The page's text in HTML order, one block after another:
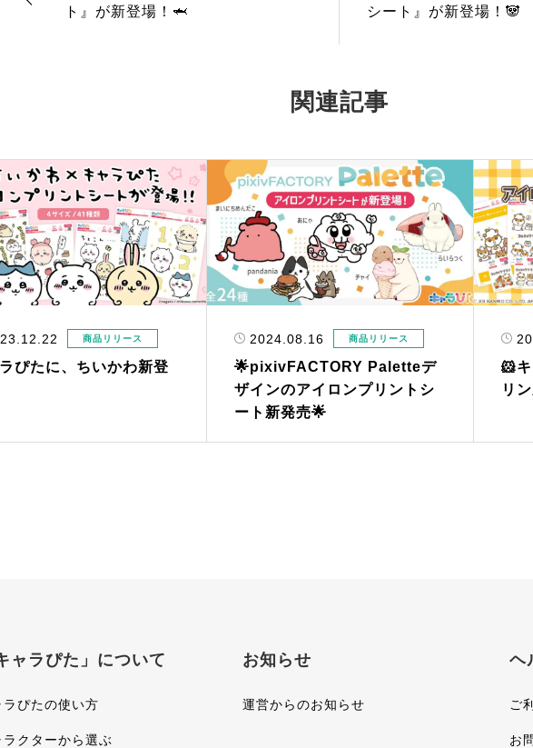
ト』が新登場！🦈
シート』が新登場！🐼
関連記事
商品リリース
ぴたに、ちいかわ新登
2024.08.16 商品リリース
🌟pixivFACTORY Paletteデ
ザインのアイロンプリントシ
ート新発売🌟
🐹
リ
ャラぴた」について
ラぴたの使い方
ラクターから選ぶ
お知らせ
運営からのお知らせ
ヘ
ご
お